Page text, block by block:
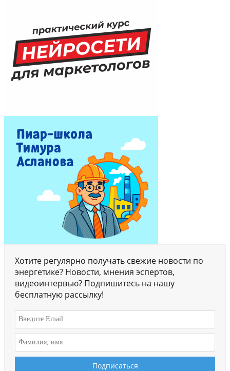
Хотите регулярно получать свежие новости по
энергетике? Новости, мнения эспертов,
видеоинтервью? Подпишитесь на нашу
бесплатную рассылку!